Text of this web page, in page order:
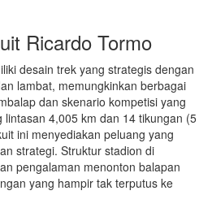
Ricardo Tormo
desain trek yang strategis dengan
lambat, memungkinkan berbagai
dan skenario kompetisi yang
lintasan 4,005 km dan 14 tikungan (5
ini menyediakan peluang yang
strategi. Struktur stadion di
pengalaman menonton balapan
yang hampir tak terputus ke